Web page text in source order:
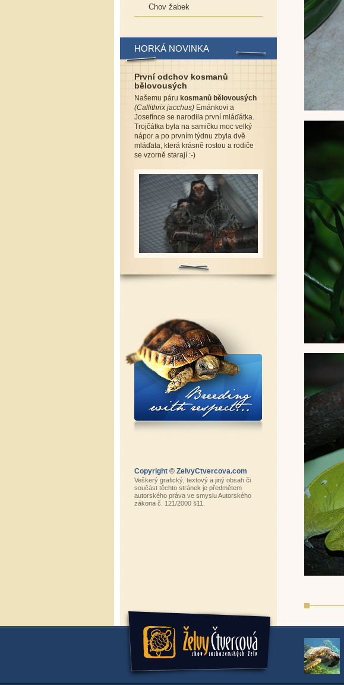
Chov žabek
HORKÁ NOVINKA
První odchov kosmanů
bělovousých
Našemu páru kosmanů bělovousých
(Callithrix jacchus) Emánkovi a
Josefínce se narodila první mláďátka.
Trojčátka byla na samičku moc velký
nápor a po prvním týdnu zbyla dvě
mláďata, která krásně rostou a rodiče
se vzorně starají :-)
Copyright © ZelvyCtvercova.com
Veškerý grafický, textový a jiný obsah či
součást těchto stránek je předmětem
autorského práva ve smyslu Autorského
zákona č. 121/2000 §11.